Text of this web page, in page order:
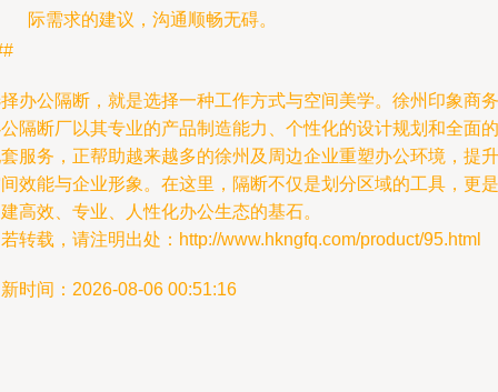
际需求的建议，沟通顺畅无碍。
办公隔断，就是选择一种工作方式与空间美学。徐州印象商务
隔断厂以其专业的产品制造能力、个性化的设计规划和全面的
服务，正帮助越来越多的徐州及周边企业重塑办公环境，提升
效能与企业形象。在这里，隔断不仅是划分区域的工具，更是
高效、专业、人性化办公生态的基石。
转载，请注明出处：http://www.hkngfq.com/product/95.html
时间：2026-08-06 00:51:16